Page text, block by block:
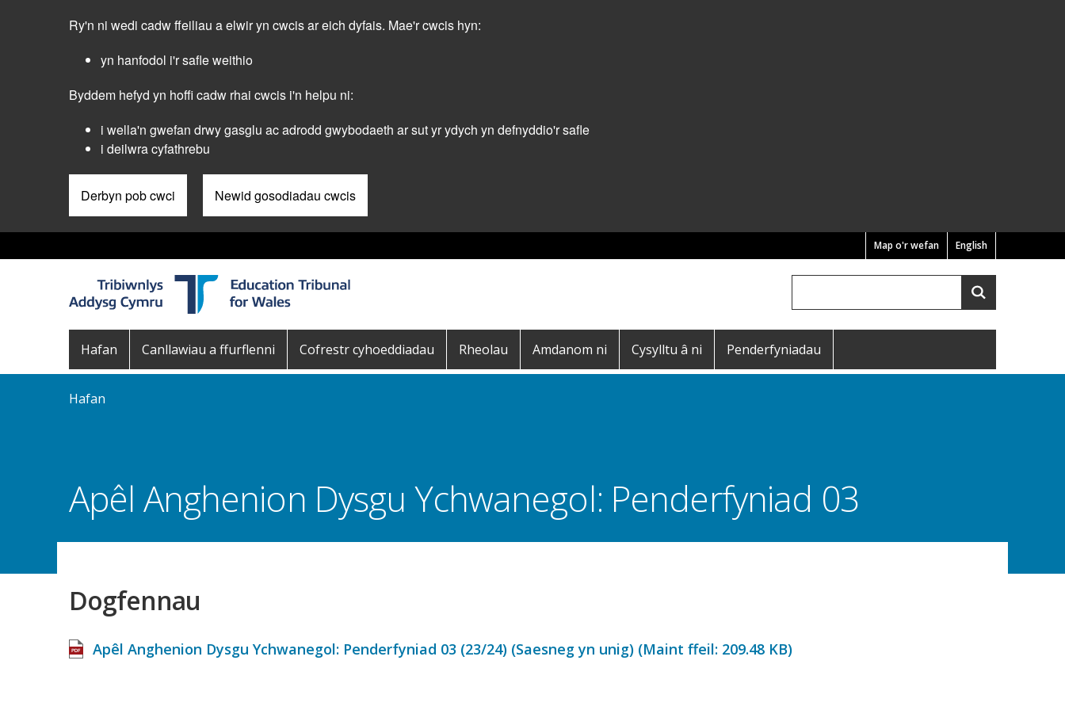
Ry'n ni wedi cadw ffeiliau a elwir yn cwcis ar eich dyfais. Mae'r cwcis hyn:
yn hanfodol i'r safle weithio
Byddem hefyd yn hoffi cadw rhai cwcis i'n helpu ni:
i wella'n gwefan drwy gasglu ac adrodd gwybodaeth ar sut yr ydych yn defnyddio'r safle
i deilwra cyfathrebu
Derbyn pob cwci Newid gosodiadau cwcis
English
Pre
Header
Menu
Map o'r wefan
Search
Main
navigation
Hafan Canllawiau a ffurflenni Cofrestr cyhoeddiadau Rheolau Amdanom ni Cysylltu â ni Penderfyniadau
Hafan
Apêl Anghenion Dysgu Ychwanegol: Penderfyniad 03
Dogfennau
Apêl Anghenion Dysgu Ychwanegol: Penderfyniad 03 (23/24) (Saesneg yn unig) (Maint ffeil: 209.48 KB)